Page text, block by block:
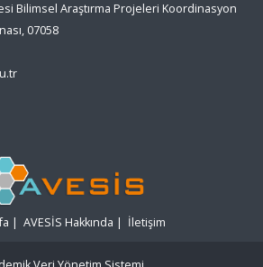
Bilimsel Araştırma Projeleri Koordinasyon
07058
| AVESİS Hakkında | İletişim